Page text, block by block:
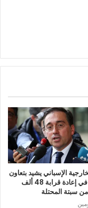
الإسباني يشيد بتعاون
الرباط في إعادة قرابة 48 ألف
سبتة المحتلة